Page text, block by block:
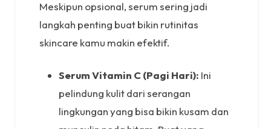
Meskipun opsional, serum sering jadi
langkah penting buat bikin rutinitas
skincare kamu makin efektif.
Serum Vitamin C (Pagi Hari): Ini
pelindung kulit dari serangan
lingkungan yang bisa bikin kusam dan